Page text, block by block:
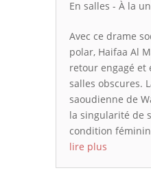
En salles - À la
Avec ce drame
polar, Haifaa Al
retour engagé et
salles obscures.
saoudienne de
la singularité de
condition
lire plus